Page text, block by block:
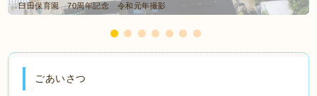
臼田保育園 70周年記念 令和元年撮影
ごあいさつ